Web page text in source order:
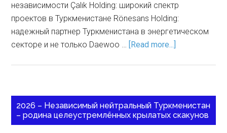
независимости Çalık Holding: широкий спектр
проектов в Туркменистане Rönesans Holding:
надежный партнер Туркменистана в энергетическом
секторе и не только Daewoo … [Read more...]
2026 – Независимый нейтральный Туркменистан
– родина целеустремлённых крылатых скакунов